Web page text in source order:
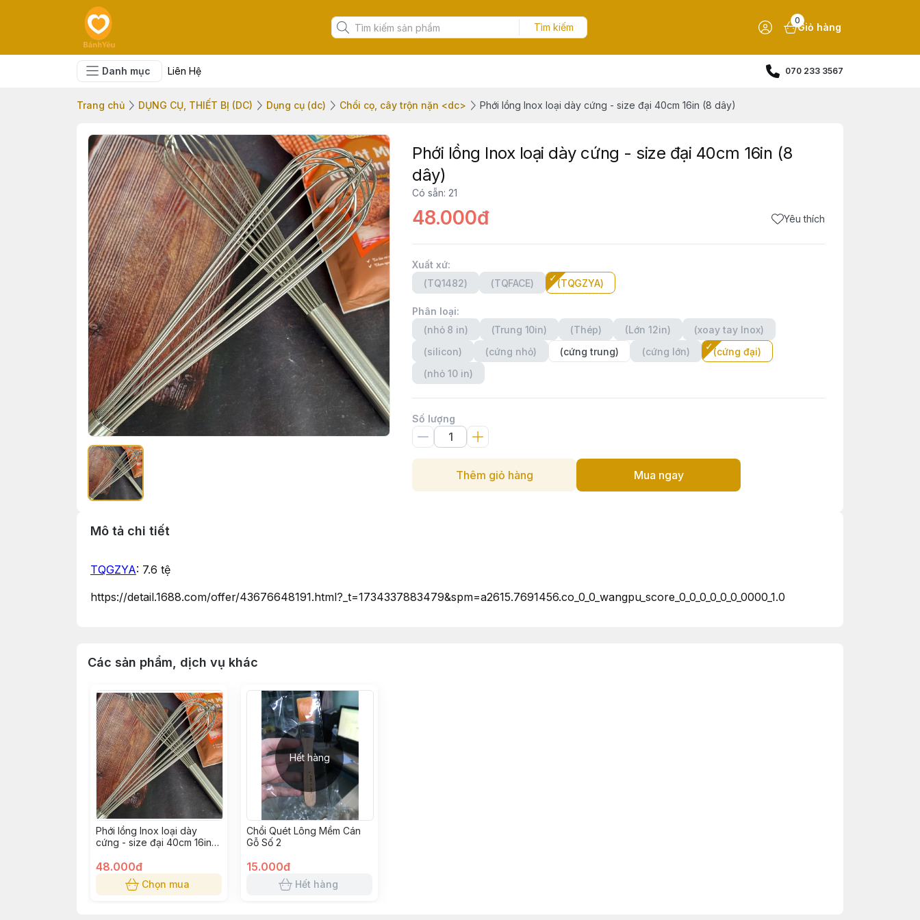
Tìm kiếm
0
Giỏ hàng
Danh mục Liên Hệ 070 233 3567
Trang chủ DỤNG CỤ, THIẾT BỊ (DC) Dụng cụ (dc) Chổi cọ, cây trộn nặn <dc> Phới lồng Inox loại dày cứng - size đại 40cm 16in (8 dây)
Phới lồng Inox loại dày cứng - size đại 40cm 16in (8
dây)
Có sẵn: 21
48.000đ Yêu thích
Xuất xứ:
(TQ1482)
(TQFACE) (TQGZYA)
Phân loại:
(nhỏ 8 in)
(Trung 10in) (Thép) (Lớn 12in)
(xoay tay Inox)
(silicon)
(cứng nhỏ) (cứng trung) (cứng lớn)
(cứng đại)
(nhỏ 10 in)
Số lượng
Thêm giỏ hàng Mua ngay
Mô tả chi tiết
TQGZYA: 7.6 tệ
https://detail.1688.com/offer/43676648191.html?_t=1734337883479&spm=a2615.7691456.co_0_0_wangpu_score_0_0_0_0_0_0_0000_1.0
Các sản phẩm, dịch vụ khác
Phới lồng Inox loại dày
cứng - size đại 40cm 16in
48.000đ
Chọn mua
Hết hàng
Chổi Quét Lông Mềm Cán
Gỗ Số 2
15.000đ
Hết hàng